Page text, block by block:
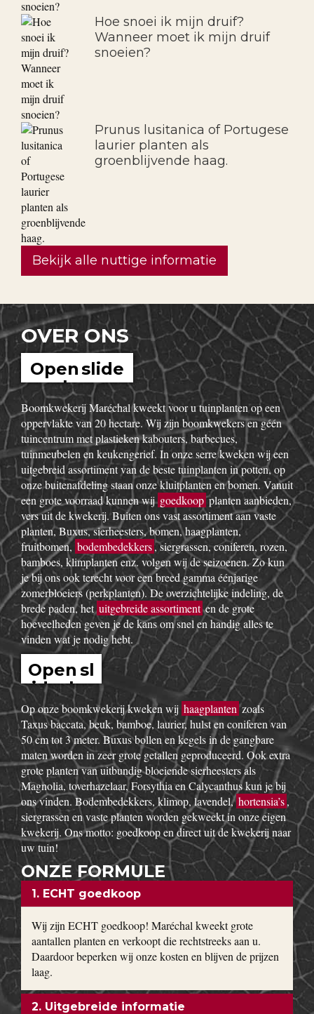
Hoe snoei ik mijn druif?
Wanneer moet ik mijn druif
snoeien?
Prunus lusitanica of Portugese
laurier planten als
groenblijvende haag.
Bekijk alle nuttige informatie
OVER ONS
Open slide
show
Boomkwekerij Maréchal kweekt voor u tuinplanten op een
oppervlakte van 20 hectare. Wij zijn boomkwekers en géén
tuincentrum met plastieken kabouters, barbecues,
tuinmeubelen en keukengerief. In onze serre kweken wij een
uitgebreid assortiment van de beste tuinplanten in potten, op
onze buitenafdeling staan onze kluitplanten en bomen. Vanuit
een grote voorraad kunnen wijgoedkoopplanten aanbieden,
vers uit de kwekerij. Buiten ons vast assortiment aan vaste
planten, Buxus, sierheesters, bomen, haagplanten,
fruitbomen, bodembedekkers, siergrassen, coniferen, rozen,
bamboes, klimplanten enz. volgen wij de seizoenen. Zo kun
je bij ons ook terecht voor een breed gamma éénjarige
zomerbloeiers (perkplanten). De overzichtelijke indeling, de
brede paden, hetuitgebreide assortimenten de grote
hoeveelheden geven je de kans om snel en handig alles te
vinden wat je nodig hebt.
Open sl
idesho
w
Op onze boomkwekerij kweken wij haagplantenzoals
Taxus baccata, beuk, bamboe, laurier, hulst en coniferen van
50 cm tot 3 meter. Buxus bollen en kegels in de gangbare
maten worden in zeer grote getallen geproduceerd. Ook extra
grote planten van uitbundig bloeiende sierheesters als
Magnolia, toverhazelaar, Forsythia en Calycanthus kun je bij
ons vinden. Bodembedekkers, klimop, lavendel,hortensia’s,
siergrassen en vaste planten worden gekweekt in onze eigen
kwekerij. Ons motto: goedkoop en direct uit de kwekerij naar
uw tuin!
ONZE FORMULE
1. ECHT goedkoop
Wij zijn ECHT goedkoop! Maréchal kweekt grote
aantallen planten en verkoopt die rechtstreeks aan u.
Daardoor beperken wij onze kosten en blijven de prijzen
laag.
2. Uitgebreide informatie